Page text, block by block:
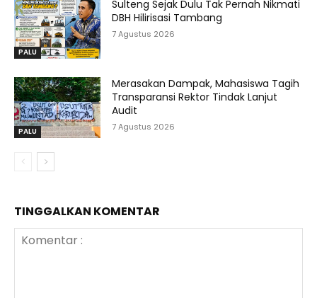
PALU
Sulteng Sejak Dulu Tak Pernah Nikmati
DBH Hilirisasi Tambang
7 Agustus 2026
PALU
Merasakan Dampak, Mahasiswa Tagih
Transparansi Rektor Tindak Lanjut
Audit
7 Agustus 2026
TINGGALKAN KOMENTAR